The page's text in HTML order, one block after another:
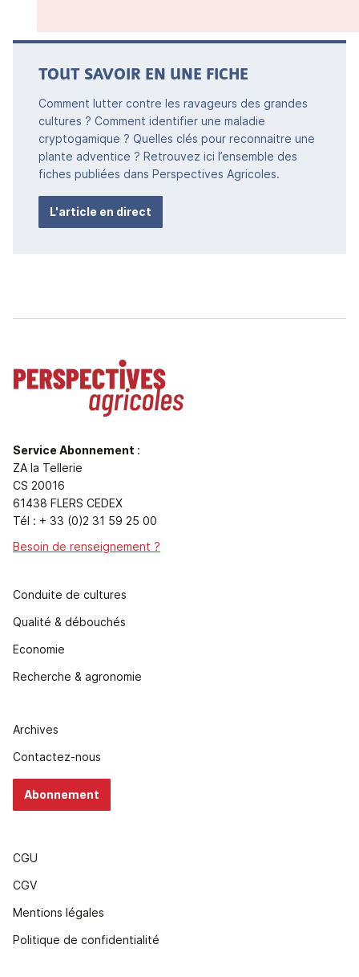
TOUT SAVOIR EN UNE FICHE
Comment lutter contre les ravageurs des grandes
cultures ? Comment identifier une maladie
cryptogamique ? Quelles clés pour reconnaitre une
plante adventice ? Retrouvez ici l’ensemble des
fiches publiées dans Perspectives Agricoles.
L'article en direct
Service Abonnement :
ZA la Tellerie
CS 20016
61438 FLERS CEDEX
Tél : + 33 (0)2 31 59 25 00
Besoin de renseignement ?
Conduite de cultures
Qualité & débouchés
Economie
Recherche & agronomie
Archives
Contactez-nous
Abonnement
CGU
CGV
Mentions légales
Politique de confidentialité